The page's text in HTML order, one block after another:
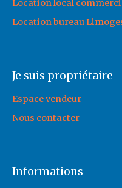
Location local
Location bureau
Je suis propriétaire
Espace vendeur
Nous contacter
Informations